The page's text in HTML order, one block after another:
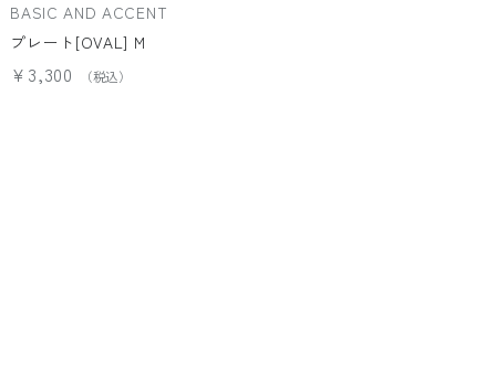
BASIC AND ACCENT
プレート[OVAL] M
¥3,300